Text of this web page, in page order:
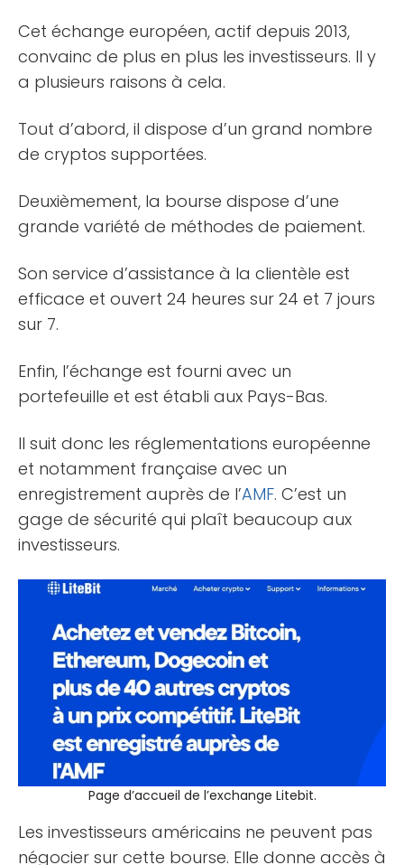
Cet échange européen, actif depuis 2013,
convainc de plus en plus les investisseurs. Il y
a plusieurs raisons à cela.
Tout d’abord, il dispose d’un grand nombre
de cryptos supportées.
Deuxièmement, la bourse dispose d’une
grande variété de méthodes de paiement.
Son service d’assistance à la clientèle est
efficace et ouvert 24 heures sur 24 et 7 jours
sur 7.
Enfin, l’échange est fourni avec un
portefeuille et est établi aux Pays-Bas.
Il suit donc les réglementations européenne
et notamment française avec un
enregistrement auprès de l’AMF. C’est un
gage de sécurité qui plaît beaucoup aux
investisseurs.
Page d’accueil de l’exchange Litebit.
Les investisseurs américains ne peuvent pas
négocier sur cette bourse. Elle donne accès à